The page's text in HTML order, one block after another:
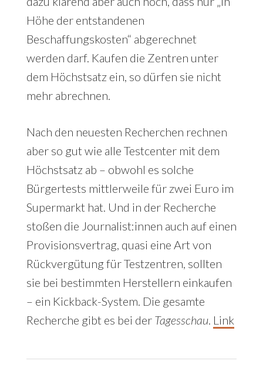
Höhe der entstandenen
Beschaffungskosten“ abgerechnet
werden darf. Kaufen die Zentren unter
dem Höchstsatz ein, so dürfen sie nicht
mehr abrechnen.
Nach den neuesten Recherchen rechnen
aber so gut wie alle Testcenter mit dem
Höchstsatz ab – obwohl es solche
Bürgertests mittlerweile für zwei Euro im
Supermarkt hat. Und in der Recherche
stoßen die Journalist:innen auch auf einen
Provisionsvertrag, quasi eine Art von
Rückvergütung für Testzentren, sollten
sie bei bestimmten Herstellern einkaufen
– ein Kickback-System. Die gesamte
Recherche gibt es bei der Tagesschau. Link